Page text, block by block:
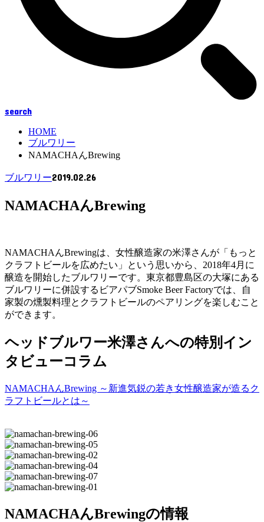
search
HOME
ブルワリー
NAMACHAんBrewing
ブルワリー2019.02.26
NAMACHAんBrewing
NAMACHAんBrewingは、女性醸造家の米澤さんが「もっと
クラフトビールを広めたい」という思いから、2018年4月に
醸造を開始したブルワリーです。東京都豊島区の大塚にある
ブルワリーに併設するビアパブSmoke Beer Factoryでは、自
家製の燻製料理とクラフトビールのペアリングを楽しむこと
ができます。
ヘッドブルワー米澤さんへの特別イン
タビューコラム
NAMACHAんBrewing ～新進気鋭の若き女性醸造家が造るク
ラフトビールとは～
NAMACHAんBrewingの情報